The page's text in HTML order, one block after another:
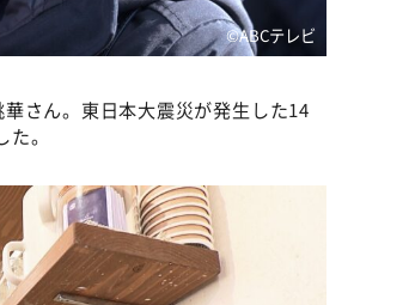
©ABCテレビ
さん。東日本大震災が発生した14
。